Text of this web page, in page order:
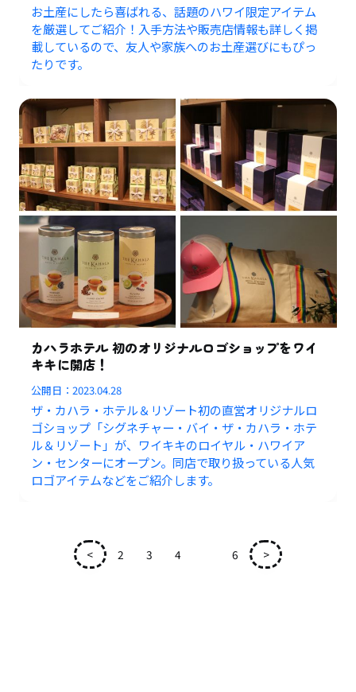
お土産にしたら喜ばれる、話題のハワイ限定アイテム
を厳選してご紹介！入手方法や販売店情報も詳しく掲
載しているので、友人や家族へのお土産選びにもぴっ
たりです。
カハラホテル 初のオリジナルロゴショップをワイ
キキに開店！
公開日：2023.04.28
ザ・カハラ・ホテル＆リゾート初の直営オリジナルロ
ゴショップ「シグネチャー・バイ・ザ・カハラ・ホテ
ル＆リゾート」が、ワイキキのロイヤル・ハワイア
ン・センターにオープン。同店で取り扱っている人気
ロゴアイテムなどをご紹介します。
< 2 3 4 6 >